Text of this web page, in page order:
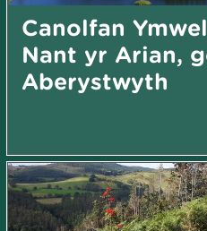
Canolfan
Nant yr Arian,
Aberystwyth